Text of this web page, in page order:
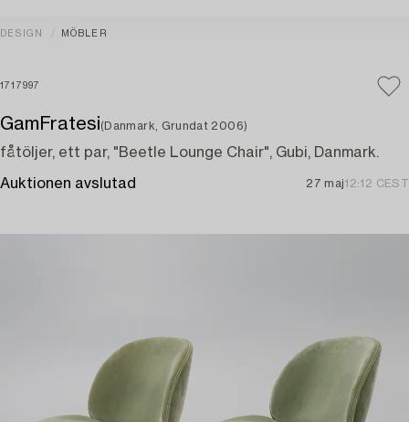
DESIGN MÖBLER
1717997
GamFratesi(Danmark, Grundat 2006)
fåtöljer, ett par, "Beetle Lounge Chair", Gubi, Danmark.
Auktionen avslutad 27 maj12:12 CEST